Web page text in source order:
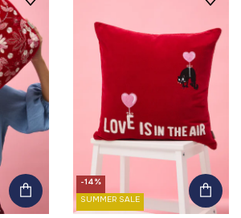
-14%
SUMMER SALE